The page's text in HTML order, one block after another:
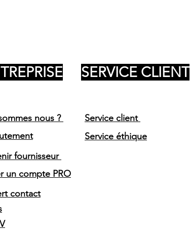
nous ?
SERVICE CLIENT
Service client
Service éthique
fournisseur
un compte PRO
contact